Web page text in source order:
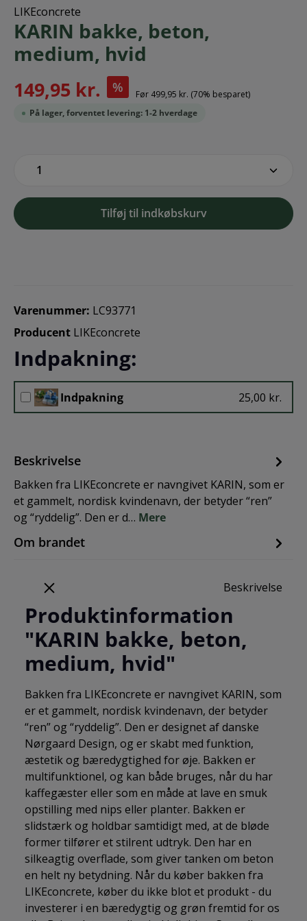
LIKEconcrete
KARIN bakke, beton,
medium, hvid
149,95 kr. % Før 499,95 kr. (70% besparet)
På lager, forventet levering: 1-2 hverdage
Tilføj til indkøbskurv
Varenummer: LC93771
Producent LIKEconcrete
Indpakning:
Indpakning 25,00 kr.
Beskrivelse
Bakken fra LIKEconcrete er navngivet KARIN, som er
et gammelt, nordisk kvindenavn, der betyder “ren”
og “ryddelig”. Den er d… Mere
Om brandet
Beskrivelse
Produktinformation
"KARIN bakke, beton,
medium, hvid"
Bakken fra LIKEconcrete er navngivet KARIN, som
er et gammelt, nordisk kvindenavn, der betyder
“ren” og “ryddelig”. Den er designet af danske
Nørgaard Design, og er skabt med funktion,
æstetik og bæredygtighed for øje. Bakken er
multifunktionel, og kan både bruges, når du har
kaffegæster eller som en måde at lave en smuk
opstilling med nips eller planter. Bakken er
slidstærk og holdbar samtidigt med, at de bløde
former tilfører et stilrent udtryk. Den har en
silkeagtig overflade, som giver tanken om beton
en helt ny betydning. Når du køber bakken fra
LIKEconcrete, køber du ikke blot et produkt - du
investerer i en bæredygtig og grøn fremtid for os